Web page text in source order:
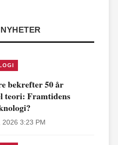
bekrefter 50 år
teori: Framtidens
2026 3:23 PM